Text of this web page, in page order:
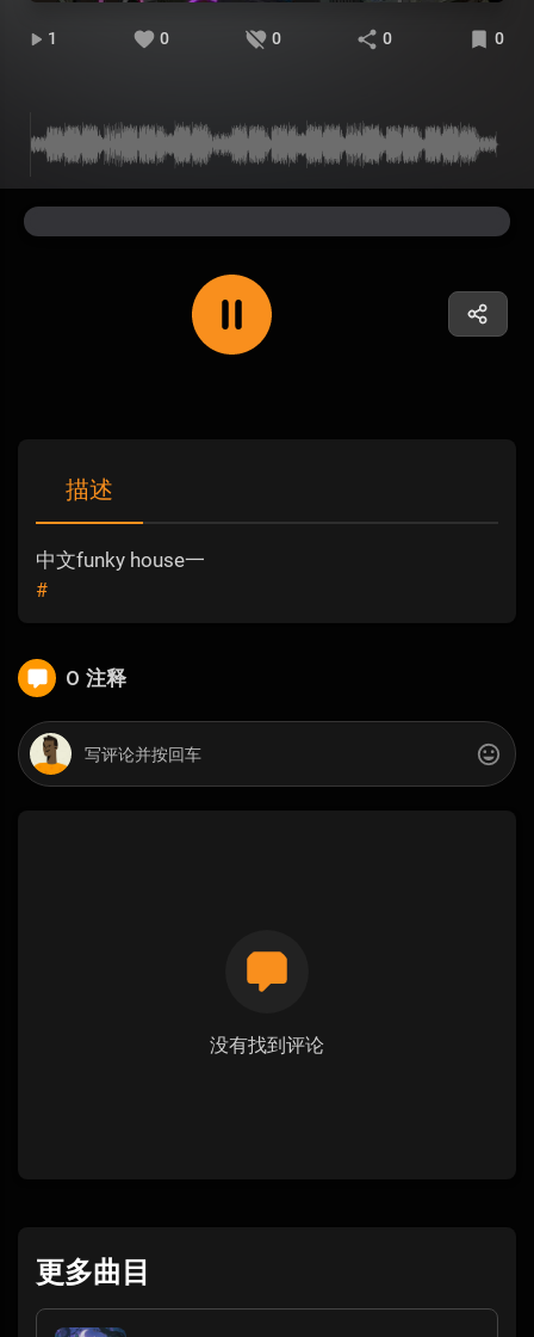
1 0 0 0 0
描述
中文funky house一
#
0 注释
没有找到评论
更多曲目